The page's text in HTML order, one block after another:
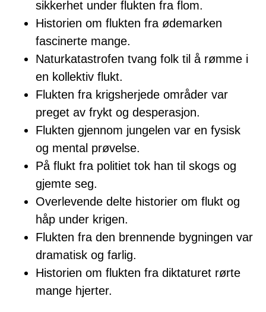
sikkerhet under flukten fra flom.
Historien om flukten fra ødemarken
fascinerte mange.
Naturkatastrofen tvang folk til å rømme i
en kollektiv flukt.
Flukten fra krigsherjede områder var
preget av frykt og desperasjon.
Flukten gjennom jungelen var en fysisk
og mental prøvelse.
På flukt fra politiet tok han til skogs og
gjemte seg.
Overlevende delte historier om flukt og
håp under krigen.
Flukten fra den brennende bygningen var
dramatisk og farlig.
Historien om flukten fra diktaturet rørte
mange hjerter.